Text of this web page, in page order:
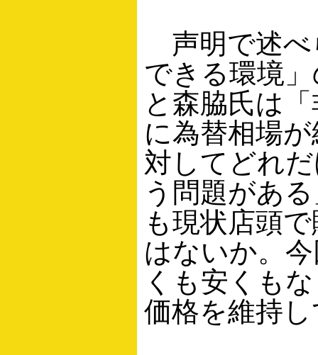
声明で述べ
できる環境
と森脇氏は
に為替相場
対してどれ
う問題があ
も現状店頭
はないか。
くも安くも
価格を維持